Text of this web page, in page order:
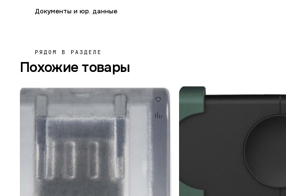
Документы и юр. данные
РЯДОМ В РАЗДЕЛЕ
Похожие товары